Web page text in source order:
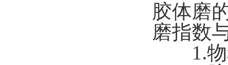
胶体磨
磨指数
1.物